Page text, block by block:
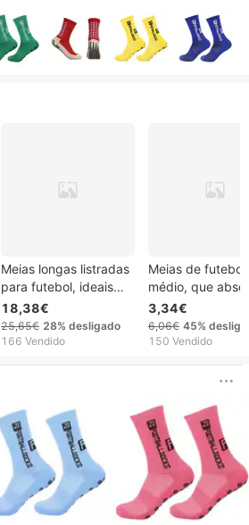
Meias longas listradas
para futebol, ideais
para jovens, com
tecnologia de absorção
de suor e
Empresa/Organização].
18,38€
25,65€ 28% desligado
166 Vendido
Meias de
médio, que
o suor,
odores, com
pontos
3,34€
6,06€ 45%
150 Vendido